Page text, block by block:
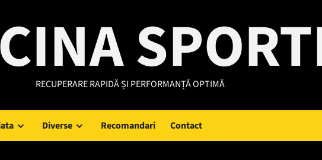
RECUPERARE RAPIDĂ ȘI PERFORMANȚĂ OPTIMĂ
Diverse Recomandari Contact